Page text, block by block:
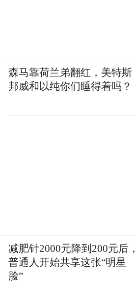
森马靠荷兰弟翻红，美特斯
邦威和以纯你们睡得着吗？
减肥针2000元降到200元后，
普通人开始共享这张“明星
脸”